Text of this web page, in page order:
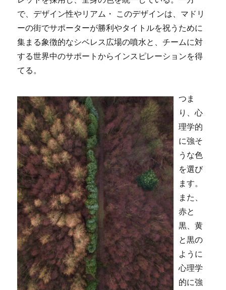
で、デザイン性やリアム・ このデザインは、マドリ
ーの街でサポーターが勝利やタイトルを祝うために
集まる象徴的なシベレス広場の噴水と、チームに対
する世界中のサポートからインスピレーションを得
てる。
つま
り、心
理学的
に強そ
うな色
を選び
ます。
また、
赤と
黒、黄
と黒の
ように
心理学
的に強